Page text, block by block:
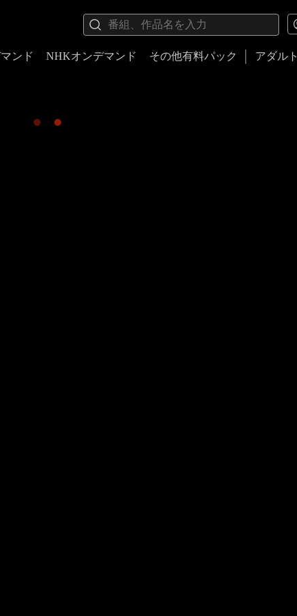
ンド NHKオンデマンド その他有料パック アダルト